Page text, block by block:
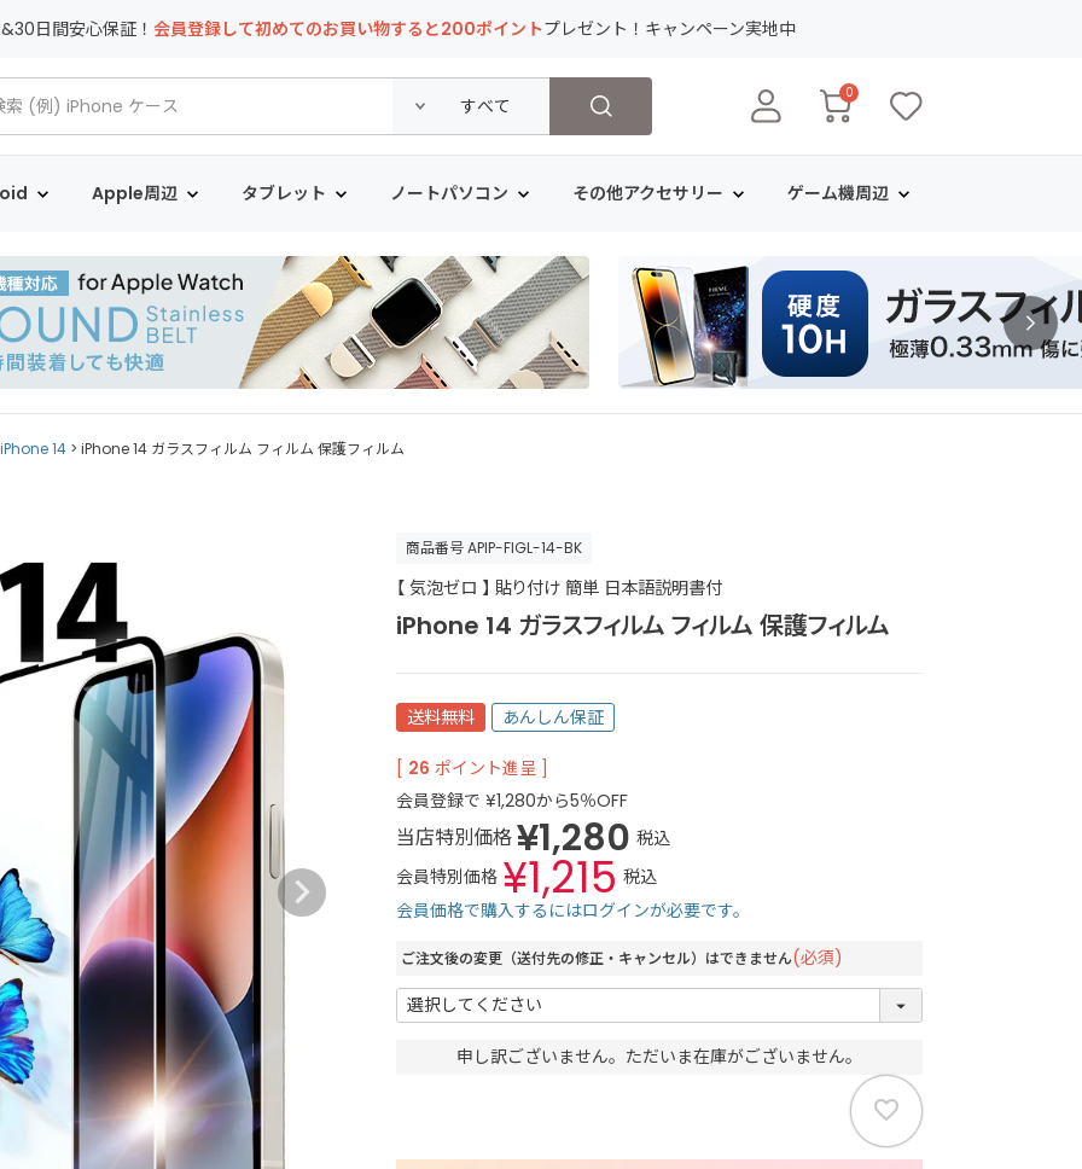
日間安心保証！ 会員登録して初めてのお買い物すると200ポイントプレゼント！キャンペーン実地中
0
Apple周辺 タブレット ノートパソコン その他アクセサリー ゲーム機周辺
iPhone 14 iPhone 14 ガラスフィルム フィルム 保護フィルム
商品番号APIP-FIGL-14-BK
【 気泡ゼロ 】 貼り付け 簡単 日本語説明書付
iPhone 14 ガラスフィルム フィルム 保護フィルム
送料無料 あんしん保証
[ 26 ポイント進呈 ]
会員登録で ¥1,280から5％OFF
当店特別価格¥1,280 税込
会員特別価格 ¥1,215 税込
会員価格で購入するにはログインが必要です。
ご注文後の変更（送付先の修正・キャンセル）はできません(必須)
申し訳ございません。ただいま在庫がございません。